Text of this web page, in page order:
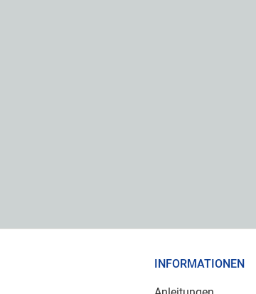
INFORMATIONEN